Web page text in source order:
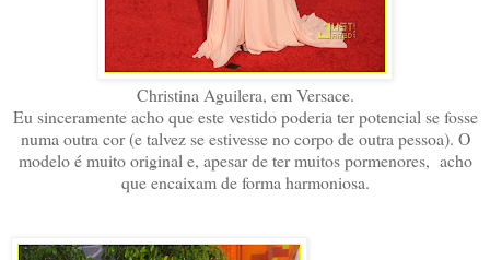
Christina Aguilera, em Versace.
Eu sinceramente acho que este vestido poderia ter potencial se fosse
numa outra cor (e talvez se estivesse no corpo de outra pessoa). O
modelo é muito original e, apesar de ter muitos pormenores, acho
que encaixam de forma harmoniosa.